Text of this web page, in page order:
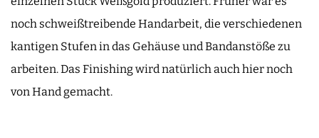
noch schweißtreibende Handarbeit, die verschiedenen
kantigen Stufen in das Gehäuse und Bandanstöße zu
arbeiten. Das Finishing wird natürlich auch hier noch
von Hand gemacht.